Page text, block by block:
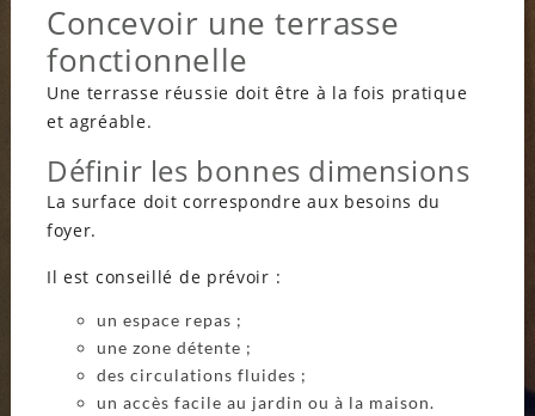
Concevoir une terrasse
fonctionnelle
Une terrasse réussie doit être à la fois pratique
et agréable.
Définir les bonnes dimensions
La surface doit correspondre aux besoins du
foyer.
Il est conseillé de prévoir :
un espace repas ;
une zone détente ;
des circulations fluides ;
un accès facile au jardin ou à la maison.